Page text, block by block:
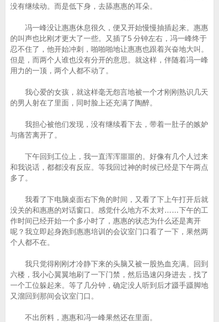
没有继续动。而是低下身，去舔惠惠的耳朵。
冯一峰没让惠惠休息很久，便又开始慢慢抽插起来。惠惠
的叫声也比刚才更大了一些。又插了5 分钟左右，冯一峰终于
忍不住了，他开始冲刺，啪啪啪地让惠惠也跟着兴奋地大叫。
但是，而两个人谁也没有分开的意思。就这样，伴随着冯一峰
用力的一顶，两个人都不动了。
我心爱的女孩，就这样毫无怨言地被一个才刚刚熟识几天
的男人射在了里面，同时脸上还充满了陶醉。
我担心被他们发现，没有继续看下去，带着一肚子的嫉妒
与痛苦离开了。
下午回到工位上，我一直浑浑噩噩的。好像有几个人过来
和我说话，都都没有反应。等我回过神的时候已经是下午两点
多了。
我看了下电脑桌面右下角的时间，又看了下上午打开后就
没关的和惠惠的对话窗口。感觉什么地方不太对……下午的工
作时间已经开始一个多小时了，惠惠的状态为什么还是离开
呢？我立即起身跑到惠惠培训的会议室门口看了一下，果然两
个人都不在。
我只觉得刚刚才冷静下来的头脑又被一股热血充满。回到
六楼，我小心翼翼地刷了一下门禁，然后迅速闪身进去，找了
一个工位躲起来。等了几分钟，确定没人听到后才蹑手蹑脚地
又溜回到那间会议室门口。
不出所料，惠惠和冯一峰果然还在里面。